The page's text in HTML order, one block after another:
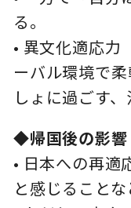
る。
• 異文化適応
ーバル環境で
しょに過ごす
◆帰国後の影響
• 日本への再適
と感じることな